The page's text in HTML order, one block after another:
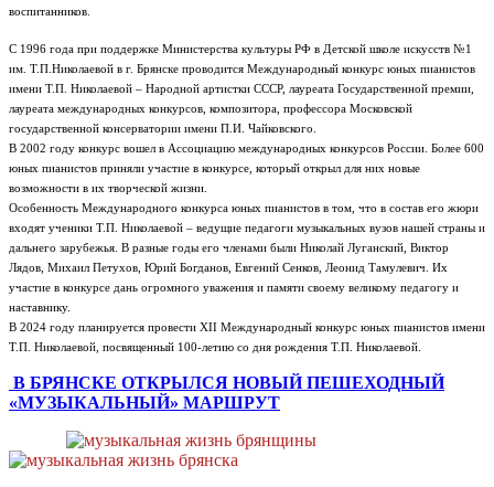
воспитанников.
С 1996 года при поддержке Министерства культуры РФ в Детской школе искусств №1
им. Т.П.Николаевой в г. Брянске проводится Международный конкурс юных пианистов
имени Т.П. Николаевой – Народной артистки СССР, лауреата Государственной премии,
лауреата международных конкурсов, композитора, профессора Московской
государственной консерватории имени П.И. Чайковского.
В 2002 году конкурс вошел в Ассоциацию международных конкурсов России. Более 600
юных пианистов приняли участие в конкурсе, который открыл для них новые
возможности в их творческой жизни.
Особенность Международного конкурса юных пианистов в том, что в состав его жюри
входят ученики Т.П. Николаевой – ведущие педагоги музыкальных вузов нашей страны и
дальнего зарубежья. В разные годы его членами были Николай Луганский, Виктор
Лядов, Михаил Петухов, Юрий Богданов, Евгений Сенков, Леонид Тамулевич. Их
участие в конкурсе дань огромного уважения и памяти своему великому педагогу и
наставнику.
В 2024 году планируется провести XII Международный конкурс юных пианистов имени
Т.П. Николаевой, посвященный 100-летию со дня рождения Т.П. Николаевой.
В БРЯНСКЕ ОТКРЫЛСЯ НОВЫЙ ПЕШЕХОДНЫЙ
«МУЗЫКАЛЬНЫЙ» МАРШРУТ